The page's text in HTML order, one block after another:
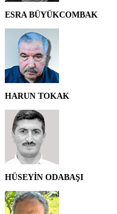
ESRA BÜYÜKCOMBAK
HARUN TOKAK
HÜSEYİN ODABAŞI